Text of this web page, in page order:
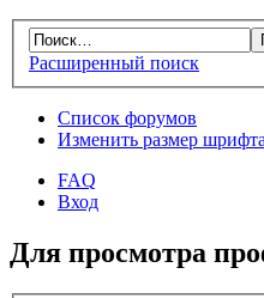
Расширенный поиск
Список форумов
Изменить размер
FAQ
Вход
Для просмотра